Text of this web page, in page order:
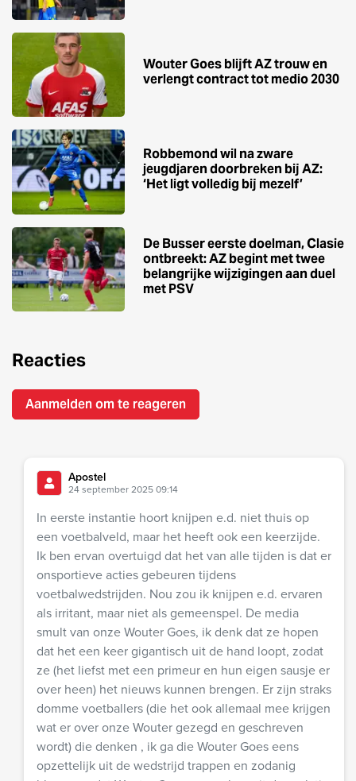
Wouter Goes blijft AZ trouw en
verlengt contract tot medio 2030
Robbemond wil na zware
jeugdjaren doorbreken bij AZ:
‘Het ligt volledig bij mezelf’
De Busser eerste doelman, Clasie
ontbreekt: AZ begint met twee
belangrijke wijzigingen aan duel
met PSV
Reacties
Aanmelden om te reageren
Apostel
24 september 2025 09:14
In eerste instantie hoort knijpen e.d. niet thuis op
een voetbalveld, maar het heeft ook een keerzijde.
Ik ben ervan overtuigd dat het van alle tijden is dat er
onsportieve acties gebeuren tijdens
voetbalwedstrijden. Nou zou ik knijpen e.d. ervaren
als irritant, maar niet als gemeenspel. De media
smult van onze Wouter Goes, ik denk dat ze hopen
dat het een keer gigantisch uit de hand loopt, zodat
ze (het liefst met een primeur en hun eigen sausje er
over heen) het nieuws kunnen brengen. Er zijn straks
domme voetballers (die het ook allemaal mee krijgen
wat er over onze Wouter gezegd en geschreven
wordt) die denken , ik ga die Wouter Goes eens
opzettelijk uit de wedstrijd trappen en zodanig